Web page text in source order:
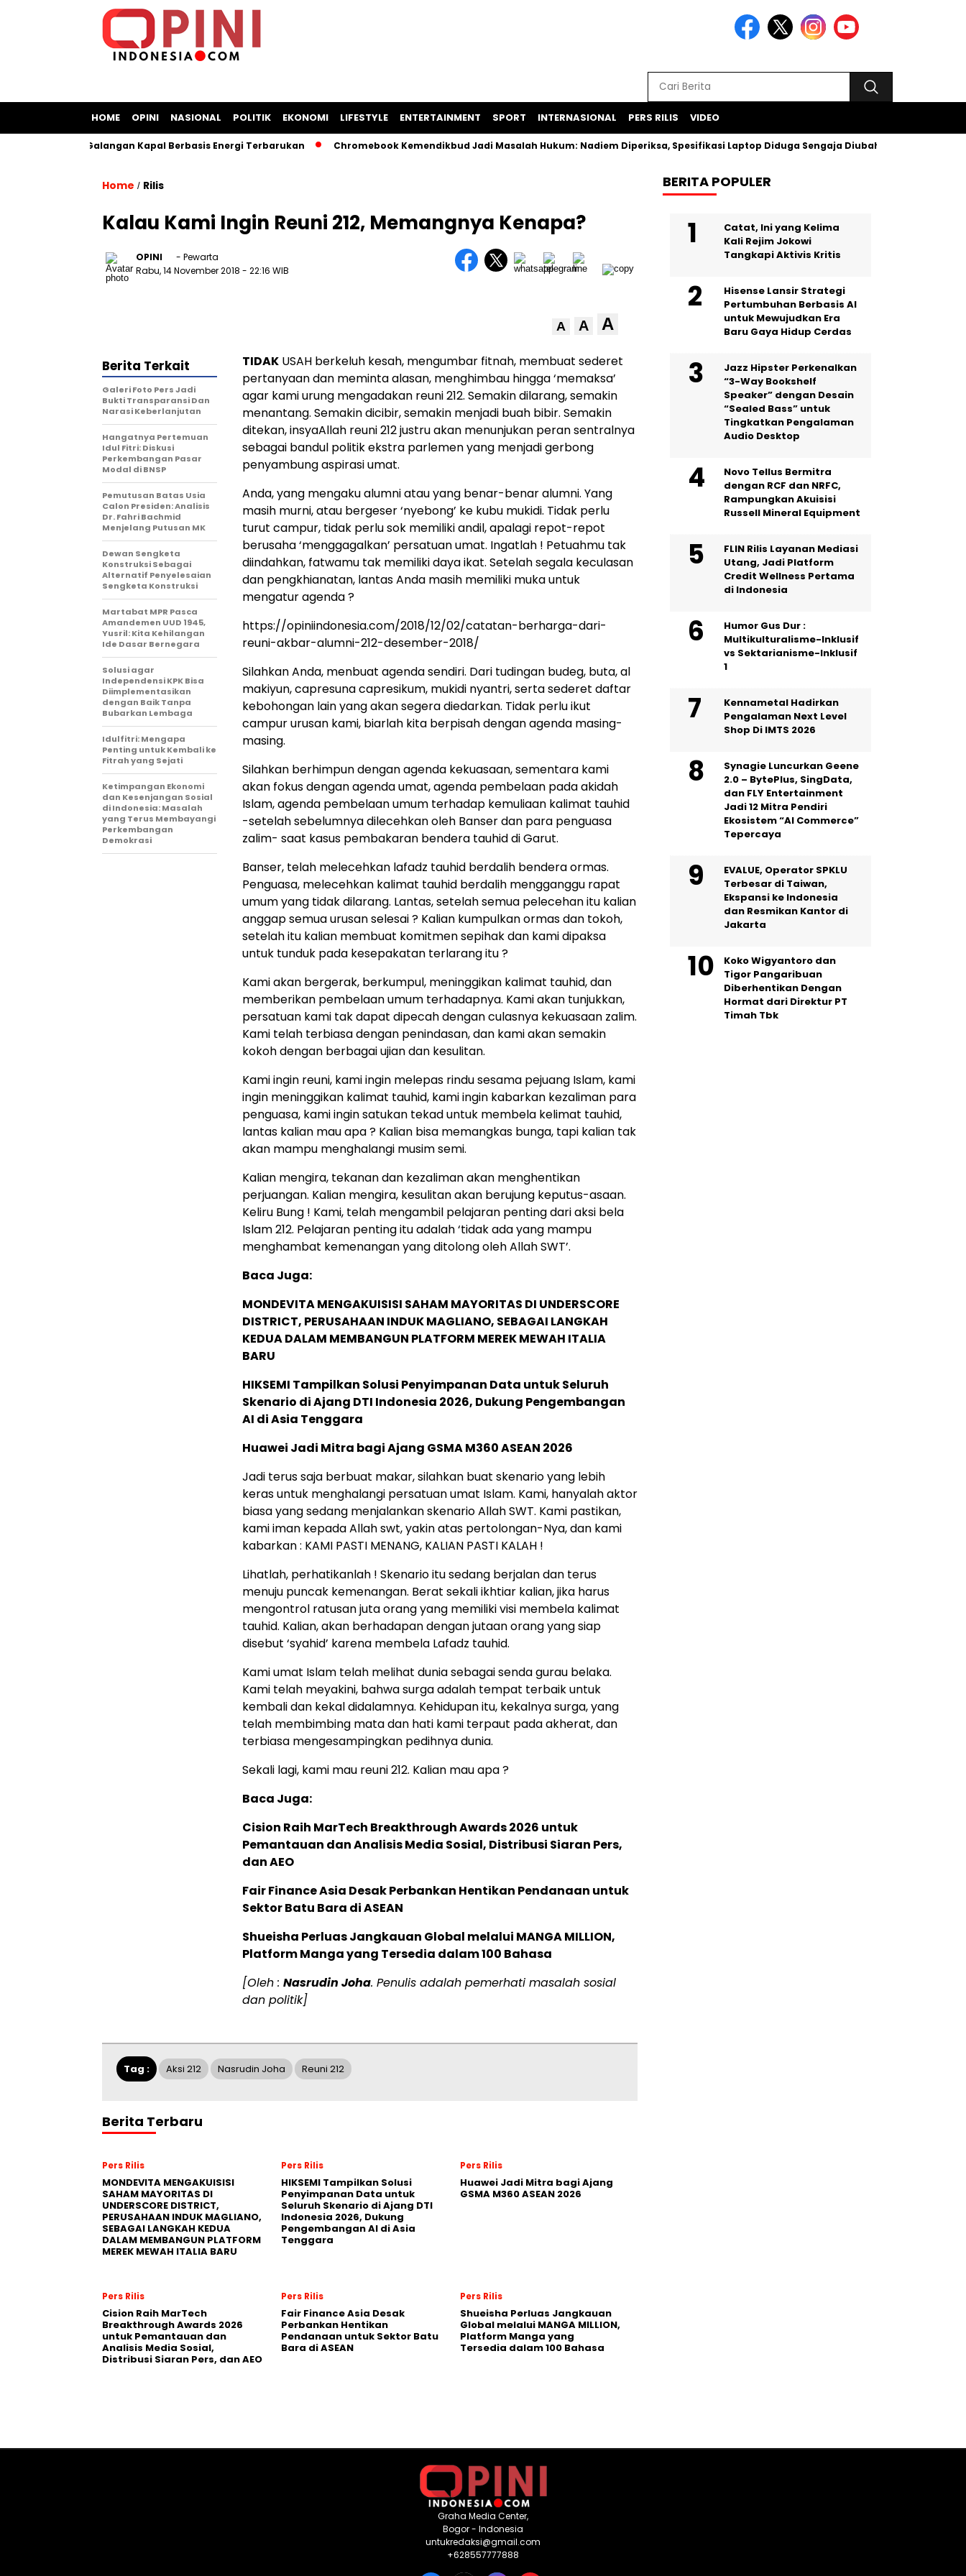
HOME OPINI NASIONAL POLITIK EKONOMI LIFESTYLE ENTERTAINMENT SPORT INTERNASIONAL PERS RILIS VIDEO
Bangun Galangan Kapal Berbasis Energi Terbarukan Chromebook Kemendikbud Jadi Masalah Hukum: Nadiem Diperiksa, Spesifikasi Laptop Diduga Sengaja Diubah Paksa
Home / Rilis
Kalau Kami Ingin Reuni 212, Memangnya Kenapa?
OPINI
- Pewarta
Rabu, 14 November 2018 - 22:16 WIB
A A A
TIDAK USAH berkeluh kesah, mengumbar fitnah, membuat sederet
pertanyaan dan meminta alasan, menghimbau hingga ‘memaksa’
agar kami urung mengadakan reuni 212. Semakin dilarang, semakin
menantang. Semakin dicibir, semakin menjadi buah bibir. Semakin
ditekan, insyaAllah reuni 212 justru akan menunjukan peran sentralnya
sebagai bandul politik ekstra parlemen yang menjadi gerbong
penyambung aspirasi umat.
Anda, yang mengaku alumni atau yang benar-benar alumni. Yang
masih murni, atau bergeser ‘nyebong’ ke kubu mukidi. Tidak perlu
turut campur, tidak perlu sok memiliki andil, apalagi repot-repot
berusaha ‘menggagalkan’ persatuan umat. Ingatlah ! Petuahmu tak
diindahkan, fatwamu tak memiliki daya ikat. Setelah segala keculasan
dan pengkhianatan, lantas Anda masih memiliki muka untuk
mengatur agenda ?
https://opiniindonesia.com/2018/12/02/catatan-berharga-dari-
reuni-akbar-alumni-212-desember-2018/
Silahkan Anda, menbuat agenda sendiri. Dari tudingan budeg, buta, al
makiyun, capresuna capresikum, mukidi nyantri, serta sederet daftar
kebohongan lain yang akan segera diedarkan. Tidak perlu ikut
campur urusan kami, biarlah kita berpisah dengan agenda masing-
masing.
Silahkan berhimpun dengan agenda kekuasaan, sementara kami
akan fokus dengan agenda umat, agenda pembelaan pada akidah
Islam, agenda pembelaan umum terhadap kemuliaan kalimat tauhid
-setelah sebelumnya dilecehkan oleh Banser dan para penguasa
zalim- saat kasus pembakaran bendera tauhid di Garut.
Banser, telah melecehkan lafadz tauhid berdalih bendera ormas.
Penguasa, melecehkan kalimat tauhid berdalih mengganggu rapat
umum yang tidak dilarang. Lantas, setelah semua pelecehan itu kalian
anggap semua urusan selesai ? Kalian kumpulkan ormas dan tokoh,
setelah itu kalian membuat komitmen sepihak dan kami dipaksa
untuk tunduk pada kesepakatan terlarang itu ?
Kami akan bergerak, berkumpul, meninggikan kalimat tauhid, dan
memberikan pembelaan umum terhadapnya. Kami akan tunjukkan,
persatuan kami tak dapat dipecah dengan culasnya kekuasaan zalim.
Kami telah terbiasa dengan penindasan, dan kami akan semakin
kokoh dengan berbagai ujian dan kesulitan.
Kami ingin reuni, kami ingin melepas rindu sesama pejuang Islam, kami
ingin meninggikan kalimat tauhid, kami ingin kabarkan kezaliman para
penguasa, kami ingin satukan tekad untuk membela kelimat tauhid,
lantas kalian mau apa ? Kalian bisa memangkas bunga, tapi kalian tak
akan mampu menghalangi musim semi.
Kalian mengira, tekanan dan kezaliman akan menghentikan
perjuangan. Kalian mengira, kesulitan akan berujung keputus-asaan.
Keliru Bung ! Kami, telah mengambil pelajaran penting dari aksi bela
Islam 212. Pelajaran penting itu adalah ‘tidak ada yang mampu
menghambat kemenangan yang ditolong oleh Allah SWT’.
Baca Juga:
MONDEVITA MENGAKUISISI SAHAM MAYORITAS DI UNDERSCORE
DISTRICT, PERUSAHAAN INDUK MAGLIANO, SEBAGAI LANGKAH
KEDUA DALAM MEMBANGUN PLATFORM MEREK MEWAH ITALIA
BARU
HIKSEMI Tampilkan Solusi Penyimpanan Data untuk Seluruh
Skenario di Ajang DTI Indonesia 2026, Dukung Pengembangan
AI di Asia Tenggara
Huawei Jadi Mitra bagi Ajang GSMA M360 ASEAN 2026
Jadi terus saja berbuat makar, silahkan buat skenario yang lebih
keras untuk menghalangi persatuan umat Islam. Kami, hanyalah aktor
biasa yang sedang menjalankan skenario Allah SWT. Kami pastikan,
kami iman kepada Allah swt, yakin atas pertolongan-Nya, dan kami
kabarkan : KAMI PASTI MENANG, KALIAN PASTI KALAH !
Lihatlah, perhatikanlah ! Skenario itu sedang berjalan dan terus
menuju puncak kemenangan. Berat sekali ikhtiar kalian, jika harus
mengontrol ratusan juta orang yang memiliki visi membela kalimat
tauhid. Kalian, akan berhadapan dengan jutaan orang yang siap
disebut ‘syahid’ karena membela Lafadz tauhid.
Kami umat Islam telah melihat dunia sebagai senda gurau belaka.
Kami telah meyakini, bahwa surga adalah tempat terbaik untuk
kembali dan kekal didalamnya. Kehidupan itu, kekalnya surga, yang
telah membimbing mata dan hati kami terpaut pada akherat, dan
terbiasa mengesampingkan pedihnya dunia.
Sekali lagi, kami mau reuni 212. Kalian mau apa ?
Baca Juga:
Cision Raih MarTech Breakthrough Awards 2026 untuk
Pemantauan dan Analisis Media Sosial, Distribusi Siaran Pers,
dan AEO
Fair Finance Asia Desak Perbankan Hentikan Pendanaan untuk
Sektor Batu Bara di ASEAN
Shueisha Perluas Jangkauan Global melalui MANGA MILLION,
Platform Manga yang Tersedia dalam 100 Bahasa
[Oleh : Nasrudin Joha. Penulis adalah pemerhati masalah sosial
dan politik]
Berita Terkait
Galeri Foto Pers Jadi
Bukti Transparansi Dan
Narasi Keberlanjutan
Hangatnya Pertemuan
Idul Fitri: Diskusi
Perkembangan Pasar
Modal di BNSP
Pemutusan Batas Usia
Calon Presiden: Analisis
Dr. Fahri Bachmid
Menjelang Putusan MK
Dewan Sengketa
Konstruksi Sebagai
Alternatif Penyelesaian
Sengketa Konstruksi
Martabat MPR Pasca
Amandemen UUD 1945,
Yusril: Kita Kehilangan
Ide Dasar Bernegara
Solusi agar
Independensi KPK Bisa
Diimplementasikan
dengan Baik Tanpa
Bubarkan Lembaga
Idulfitri: Mengapa
Penting untuk Kembali ke
Fitrah yang Sejati
Ketimpangan Ekonomi
dan Kesenjangan Sosial
di Indonesia: Masalah
yang Terus Membayangi
Perkembangan
Demokrasi
Tag : Aksi 212 Nasrudin Joha Reuni 212
Berita Terbaru
Pers Rilis
MONDEVITA MENGAKUISISI
SAHAM MAYORITAS DI
UNDERSCORE DISTRICT,
PERUSAHAAN INDUK MAGLIANO,
SEBAGAI LANGKAH KEDUA
DALAM MEMBANGUN PLATFORM
MEREK MEWAH ITALIA BARU
Pers Rilis
HIKSEMI Tampilkan Solusi
Penyimpanan Data untuk
Seluruh Skenario di Ajang DTI
Indonesia 2026, Dukung
Pengembangan AI di Asia
Tenggara
Pers Rilis
Huawei Jadi Mitra bagi Ajang
GSMA M360 ASEAN 2026
Pers Rilis
Cision Raih MarTech
Breakthrough Awards 2026
untuk Pemantauan dan
Analisis Media Sosial,
Distribusi Siaran Pers, dan AEO
Pers Rilis
Fair Finance Asia Desak
Perbankan Hentikan
Pendanaan untuk Sektor Batu
Bara di ASEAN
Pers Rilis
Shueisha Perluas Jangkauan
Global melalui MANGA MILLION,
Platform Manga yang
Tersedia dalam 100 Bahasa
BERITA POPULER
Catat, Ini yang Kelima
Kali Rejim Jokowi
Tangkapi Aktivis Kritis
Hisense Lansir Strategi
Pertumbuhan Berbasis AI
untuk Mewujudkan Era
Baru Gaya Hidup Cerdas
Jazz Hipster Perkenalkan
“3-Way Bookshelf
Speaker” dengan Desain
“Sealed Bass” untuk
Tingkatkan Pengalaman
Audio Desktop
Novo Tellus Bermitra
dengan RCF dan NRFC,
Rampungkan Akuisisi
Russell Mineral Equipment
FLIN Rilis Layanan Mediasi
Utang, Jadi Platform
Credit Wellness Pertama
di Indonesia
Humor Gus Dur :
Multikulturalisme-Inklusif
vs Sektarianisme-Inklusif
1
Kennametal Hadirkan
Pengalaman Next Level
Shop Di IMTS 2026
Synagie Luncurkan Geene
2.0 – BytePlus, SingData,
dan FLY Entertainment
Jadi 12 Mitra Pendiri
Ekosistem “AI Commerce”
Tepercaya
EVALUE, Operator SPKLU
Terbesar di Taiwan,
Ekspansi ke Indonesia
dan Resmikan Kantor di
Jakarta
Koko Wigyantoro dan
Tigor Pangaribuan
Diberhentikan Dengan
Hormat dari Direktur PT
Timah Tbk
Graha Media Center,
Bogor - Indonesia
untukredaksi@gmail.com
+628557777888